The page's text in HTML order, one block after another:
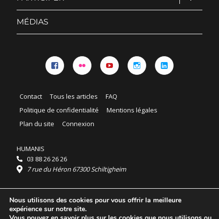
le
sous-
MÉDIAS
Contact Tous les articles
FAQ
Politique de confidentialité
Mentions légales
Plan du site
Connexion
HUMANIS
03 88 26 26 26
7 rue du Héron 67300 Schiltigheim
Horaires :
HUMANIS : du lundi au vendredi 9h - 18h
Ordidocaz : du lundi au vendredi 8h - 19h
Nous utilisons des cookies pour vous offrir la meilleure
expérience sur notre site.